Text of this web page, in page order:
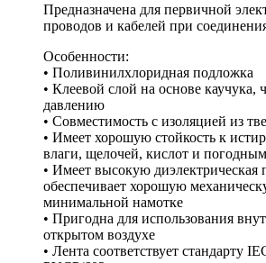
Предназначена для первичной
проводов и кабелей при
Особенности:
• Поливинилхлоридная подложка
• Клеевой слой на основе каучука,
давлению
• Совместимость с изоляцией из
• Имеет хорошую стойкость к
влаги, щелочей, кислот и
• Имеет высокую диэлектрическая
обеспечивает хорошую
минимальной намотке
• Пригодна для использования
открытом воздухе
• Лента соответствует стандарту